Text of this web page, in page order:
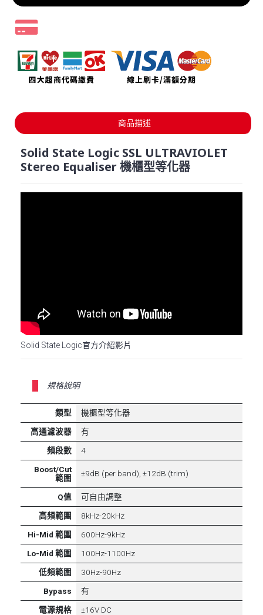
商品描述
Solid State Logic SSL ULTRAVIOLET
Stereo Equaliser 機櫃型等化器
Solid State Logic官方介紹影片
規格說明
類型
機櫃型等化器
高通濾波器
有
頻段數
4
Boost/Cut
範圍
±9dB (per band), ±12dB (trim)
Q值
可自由調整
高頻範圍
8kHz-20kHz
Hi-Mid 範圍
600Hz-9kHz
Lo-Mid 範圍
100Hz-1100Hz
低頻範圍
30Hz-90Hz
Bypass
有
電源規格
±16V DC